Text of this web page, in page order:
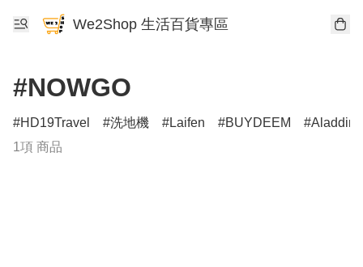
We2Shop 生活百貨專區
#NOWGO
HD19Travel 洗地機 Laifen BUYDEEM
Aladdin
1項 商品